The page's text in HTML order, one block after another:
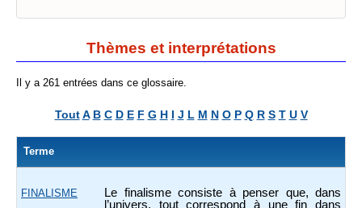
Thèmes et interprétations
Il y a 261 entrées dans ce glossaire.
Tout A B C D E F G H I J L M N O P Q R S T U V
Terme
FINALISME
Le finalisme consiste à penser que, dans
l’univers, tout correspond à une fin dans